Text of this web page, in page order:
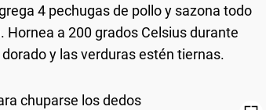
4 pechugas de pollo y sazona todo
a 200 grados Celsius durante
y las verduras estén tiernas.